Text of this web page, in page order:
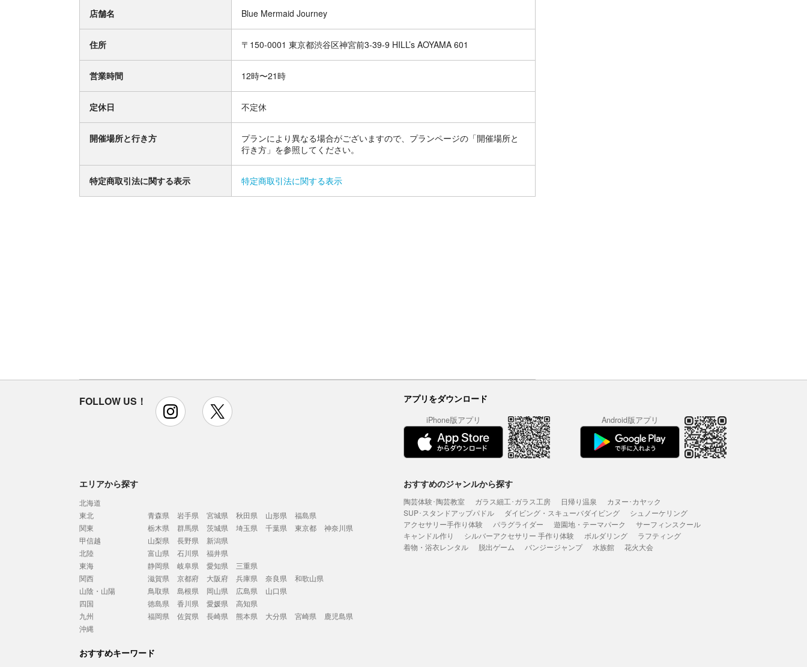
店舗名 Blue Mermaid Journey
住所 〒150-0001 東京都渋谷区神宮前3-39-9 HILL’s AOYAMA 601
営業時間 12時〜21時
定休日 不定休
開催場所と行き方
プランにより異なる場合がございますので、プランページの「開催場所と
行き方」を参照してください。
特定商取引法に関する表示 特定商取引法に関する表示
FOLLOW US！ instagram アプリをダウンロード
iPhone版アプリ Android版アプリ
エリアから探す
北海道
東北
青森県 岩手県 宮城県 秋田県 山形県
福島県
関東
栃木県 群馬県 茨城県 埼玉県 千葉県 東京都
神奈川県
甲信越
山梨県 長野県
新潟県
北陸
富山県 石川県
福井県
東海
静岡県 岐阜県 愛知県
三重県
関西
滋賀県 京都府 大阪府 兵庫県 奈良県
和歌山県
山陰・山陽
鳥取県 島根県 岡山県 広島県
山口県
四国
徳島県 香川県 愛媛県
高知県
九州
福岡県 佐賀県 長崎県 熊本県 大分県 宮崎県
鹿児島県
沖縄
おすすめのジャンルから探す
陶芸体験･陶芸教室 ガラス細工･ガラス工房 日帰り温泉
カヌー･カヤック
SUP･スタンドアップパドル
ダイビング・スキューバダイビング
シュノーケリング
アクセサリー手作り体験
パラグライダー 遊園地・テーマパーク
サーフィンスクール
キャンドル作り
シルバーアクセサリー 手作り体験 ボルダリング
ラフティング
着物・浴衣レンタル
脱出ゲーム バンジージャンプ 水族館 花火大会
おすすめキーワード